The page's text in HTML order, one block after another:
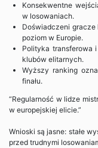
Konsekwentne
w losowaniach.
Doświadczeni
poziom w Europie.
Polityka transferowa
klubów elitarnych.
Wyższy ranking
finału.
“Regularność w lidze
w europejskiej elicie.”
Wnioski są jasne: stałe
przed trudnymi